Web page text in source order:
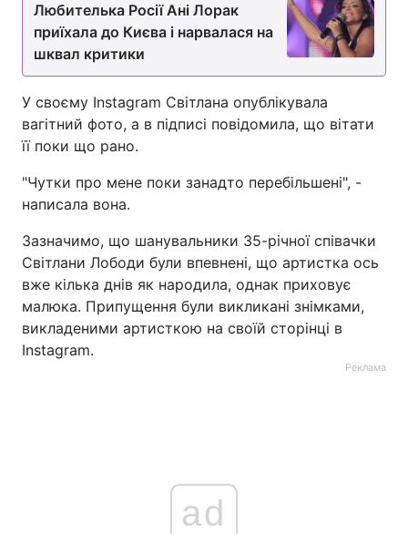
Любителька Росії Ані Лорак
приїхала до Києва і нарвалася на
шквал критики
У своєму Instagram Світлана опублікувала
вагітний фото, а в підписі повідомила, що вітати
її поки що рано.
"Чутки про мене поки занадто перебільшені", -
написала вона.
Зазначимо, що шанувальники 35-річної співачки
Світлани Лободи були впевнені, що артистка ось
вже кілька днів як народила, однак приховує
малюка. Припущення були викликані знімками,
викладеними артисткою на своїй сторінці в
Instagram.
Реклама
ad